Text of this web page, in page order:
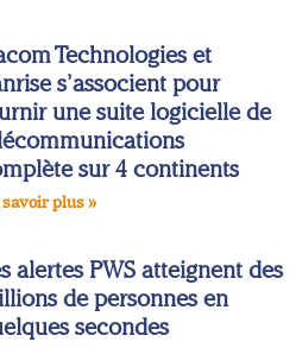
Technologies et
s’associent pour
une suite logicielle de
sur 4 continents
plus »
alertes PWS atteignent des
de personnes en
secondes